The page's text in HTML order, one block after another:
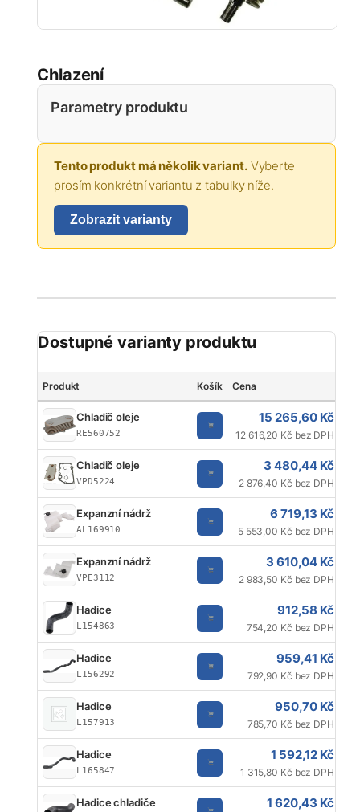
Chlazení
Parametry produktu
Tento produkt má několik variant.Vyberte
prosím konkrétní variantu z tabulky níže.
Zobrazit varianty
Dostupné varianty produktu
Produkt Košík Cena
Chladič oleje
RE560752
15 265,60 Kč
12 616,20 Kč bez DPH
Chladič oleje
VPD5224
3 480,44 Kč
2 876,40 Kč bez DPH
Expanzní nádrž
AL169910
6 719,13 Kč
5 553,00 Kč bez DPH
Expanzní nádrž
VPE3112
3 610,04 Kč
2 983,50 Kč bez DPH
Hadice
L154863
912,58 Kč
754,20 Kč bez DPH
Hadice
L156292
959,41 Kč
792,90 Kč bez DPH
Hadice
L157913
950,70 Kč
785,70 Kč bez DPH
Hadice
L165847
1 592,12 Kč
1 315,80 Kč bez DPH
Hadice chladiče 1 620,43 Kč